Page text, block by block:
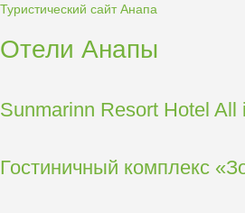
Туристический сайт Анапа
Отели Анапы
Sunmarinn Resort Hotel All
Гостиничный комплекс